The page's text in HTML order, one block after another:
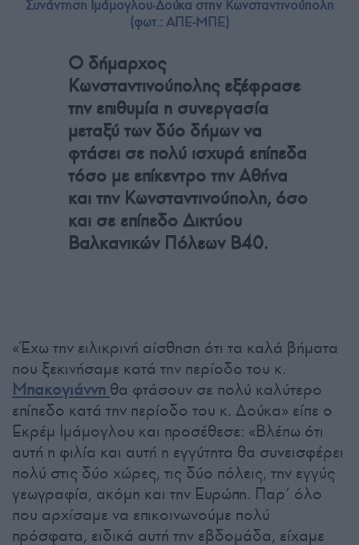
Συνάντηση Ιμάμογλου-Δούκα στην Κωνσταντινούπολη
(φωτ.: ΑΠΕ-ΜΠΕ)
Ο δήμαρχος
Κωνσταντινούπολης εξέφρασε
την επιθυμία η συνεργασία
μεταξύ των δύο δήμων να
φτάσει σε πολύ ισχυρά επίπεδα
τόσο με επίκεντρο την Αθήνα
και την Κωνσταντινούπολη, όσο
και σε επίπεδο Δικτύου
Βαλκανικών Πόλεων Β40.
«Έχω την ειλικρινή αίσθηση ότι τα καλά βήματα
που ξεκινήσαμε κατά την περίοδο του κ.
Μπακογιάννη θα φτάσουν σε πολύ καλύτερο
επίπεδο κατά την περίοδο του κ. Δούκα» είπε ο
Εκρέμ Ιμάμογλου και προσέθεσε: «Βλέπω ότι
αυτή η φιλία και αυτή η εγγύτητα θα συνεισφέρει
πολύ στις δύο χώρες, τις δύο πόλεις, την εγγύς
γεωγραφία, ακόμη και την Ευρώπη. Παρ’ όλο
που αρχίσαμε να επικοινωνούμε πολύ
πρόσφατα, ειδικά αυτή την εβδομάδα, είχαμε